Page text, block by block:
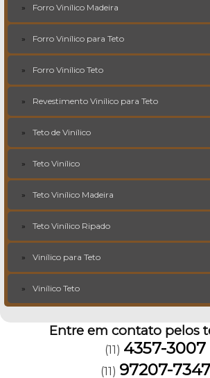
Forro Vinílico Madeira
Forro Vinílico para Teto
Forro Vinílico Teto
Revestimento Vinílico para Teto
Teto de Vinílico
Teto Vinílico
Teto Vinílico Madeira
Teto Vinílico Ripado
Vinílico para Teto
Vinílico Teto
Entre em contato pelos
(11) 4357-3007
(11) 97207-7347